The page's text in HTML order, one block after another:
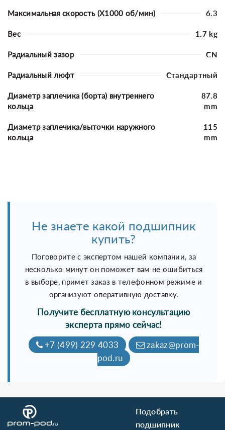
Максимальная скорость (X1000 об/мин) 6.3
Вес 1.7 kg
Радиальный зазор CN
Радиальный люфт Стандартный
Диаметр заплечика (борта) внутреннего
кольца
87.8
mm
Диаметр заплечика/выточки наружного
кольца
115
mm
Не знаете какой подшипник
купить?
Поговорите с экспертом нашей компании, за
несколько минут он поможет вам не ошибиться
в выборе, примет заказ в телефонном режиме и
организуют оперативную доставку.
Получите бесплатную консультацию
эксперта прямо сейчас!
+7 (499) 229 4033
zakaz@prom-
pod.ru
Подобрать
подшипник